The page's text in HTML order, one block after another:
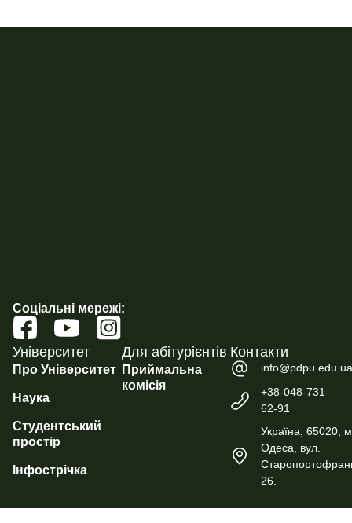
Соціальні мережі:
Університет
Про Університет
Наука
Студентський
простір
Інфострічка
Для абітурієнтів
Приймальна
комісія
Контакти
+38-048-731-
62-91
Україна, 65020,
Одеса, вул.
26.